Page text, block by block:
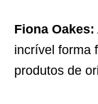
Fiona Oakes:
incrível forma
produtos de